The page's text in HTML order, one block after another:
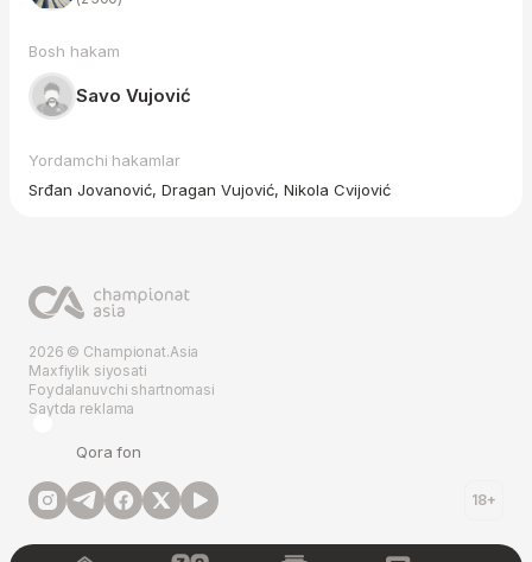
Bosh hakam
Savo Vujović
Yordamchi hakamlar
Srđan Jovanović, Dragan Vujović, Nikola Cvijović
2026 © Championat.Asia
Maxfiylik siyosati
Foydalanuvchi shartnomasi
Saytda reklama
Qora fon
18+